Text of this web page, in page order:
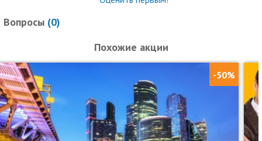
Вопросы (0)
Похожие акции
-50%